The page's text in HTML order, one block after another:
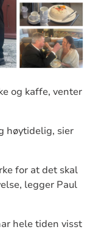
og kaffe, venter
høytidelig, sier
for at det skal
legger Paul
hele tiden visst